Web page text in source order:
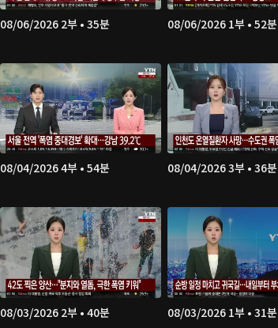
08/06/2026 2부 • 35분 08/06/2026 1부 • 52분
08/04/2026 4부 • 54분 08/04/2026 3부 • 36분
08/03/2026 2부 • 40분 08/03/2026 1부 • 31분